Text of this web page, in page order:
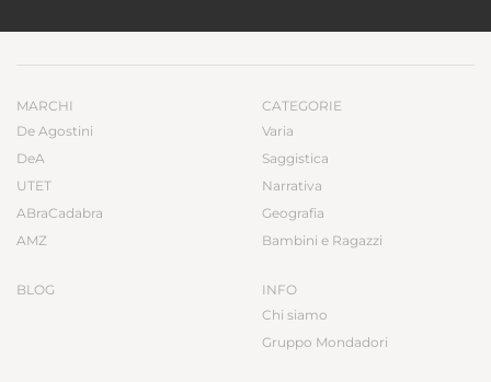
MARCHI
De Agostini
DeA
UTET
ABraCadabra
AMZ
BLOG
CATEGORIE
Varia
Saggistica
Narrativa
Geografia
Bambini e Ragazzi
INFO
Chi siamo
Gruppo Mondadori